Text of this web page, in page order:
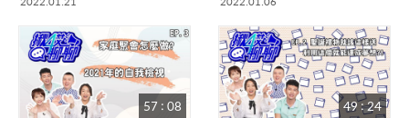
57 : 08 49 : 24